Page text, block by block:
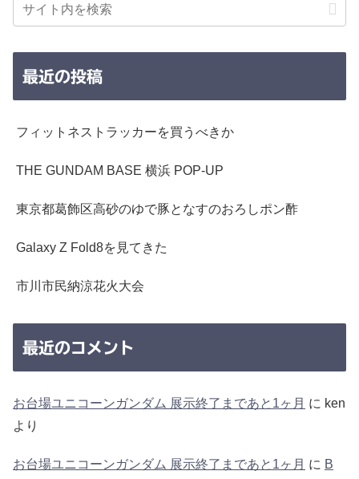
最近の投稿
フィットネストラッカーを買うべきか
THE GUNDAM BASE 横浜 POP-UP
東京都葛飾区高砂のゆで豚となすのおろしポン酢
Galaxy Z Fold8を見てきた
市川市民納涼花火大会
最近のコメント
お台場ユニコーンガンダム 展示終了まであと1ヶ月 に ken
より
お台場ユニコーンガンダム 展示終了まであと1ヶ月 に B